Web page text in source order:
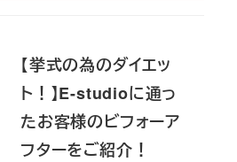
【挙式の為のダイエッ
ト！】E-studioに通っ
たお客様のビフォーア
フターをご紹介！